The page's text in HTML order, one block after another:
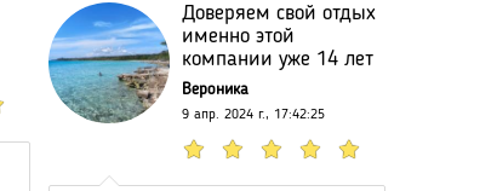
Доверяем свой отдых
именно этой
компании уже 14 лет
Вероника
9 апр. 2024 г., 17:42:25